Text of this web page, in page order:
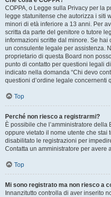
COPPA, o Legge sulla Privacy per la
legge statunitense che autorizza i siti
minori di età inferiore a 13 anni. Per
scritta da parte del genitore o tutore
informazioni scritte dal minore. Se hai
un consulente legale per assistenza.
proprietario di questa Board non
punto di contatto per questioni legali
indicato nella domanda “Chi devo
questioni d’ordine legale concernenti
Top
Perché non riesco a registrarmi?
È possibile che l’amministratore
oppure vietato il nome utente che stai
disabilitato le registrazioni per
Contatta un amministratore per avere
Top
Mi sono registrato ma non riesco a
Innanzitutto controlla di aver inserito